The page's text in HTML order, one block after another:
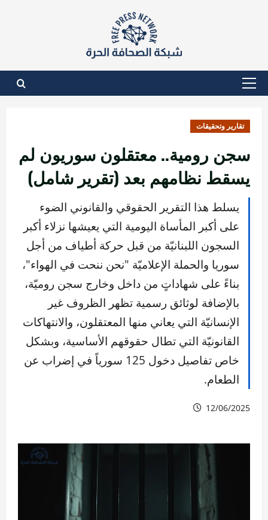
القائمة
تقارير وتحقيقات
سجن رومية.. معتقلون سوريون لم
يسقط نظامهم بعد (تقرير شامل)
يسلط هذا التقرير الحقوقي والقانوني الضوء
على أكبر المأساة اليومية التي يعيشها نزلاء أكبر
السجون اللبنانيّة من قبل حركة أطياف من أجل
سوريا والحملة الإعلاميّة "نحن ننحت في الهواء"،
بناءً على شهاداتٍ من داخل وخارج سجن روميّة،
بالإضافة لوثائق رسمية تظهر الظروف غير
الإنسانيّة التي يعاني منها المعتقلون، والانتهاكات
القانونيّة التي تطال حقوقهم الأساسية، وبشكل
خاص تفاصيل دخول 125 سورياً في إضراب عن
الطعام.
12/06/2025